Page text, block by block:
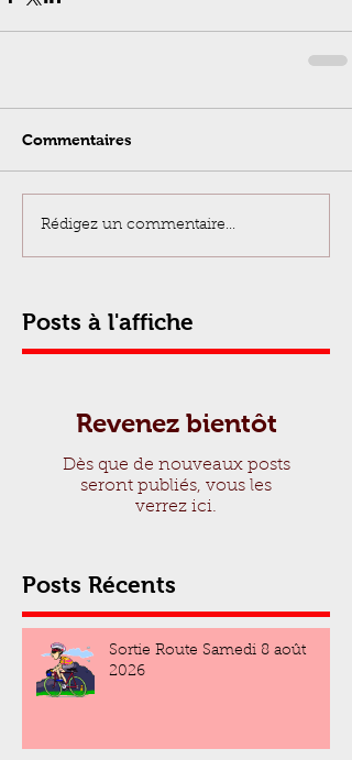
Commentaires
Rédigez un commentaire...
Posts à l'affiche
Revenez bientôt
Dès que de nouveaux posts
seront publiés, vous les
verrez ici.
Posts Récents
Sortie Route Samedi 8 août
2026